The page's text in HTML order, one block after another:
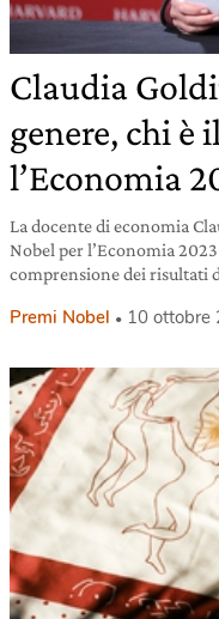
Claudia
genere, chi è
l’Economia
La docente di economia
Nobel per l’Economia
comprensione dei risultati
Premi Nobel 10 ottobre